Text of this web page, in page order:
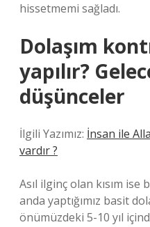
hissetmemi sağladı.
Dolaşım
yapılır?
düşünceler
İlgili Yazımız: İnsan ile
vardır ?
Asıl ilginç olan kısım
anda yaptığımız basit
önümüzdeki 5-10 yıl